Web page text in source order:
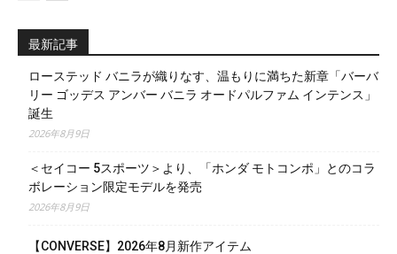
最新記事
ローステッド バニラが織りなす、温もりに満ちた新章「バーバ
リー ゴッデス アンバー バニラ オードパルファム インテンス」
誕生
2026年8月9日
＜セイコー 5スポーツ＞より、「ホンダ モトコンポ」とのコラ
ボレーション限定モデルを発売
2026年8月9日
【CONVERSE】2026年8月新作アイテム